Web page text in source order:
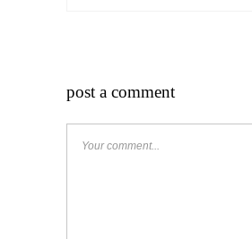
post a comment